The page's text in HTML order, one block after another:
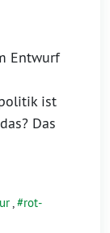
Entwurf
ist
Das
,
rot-